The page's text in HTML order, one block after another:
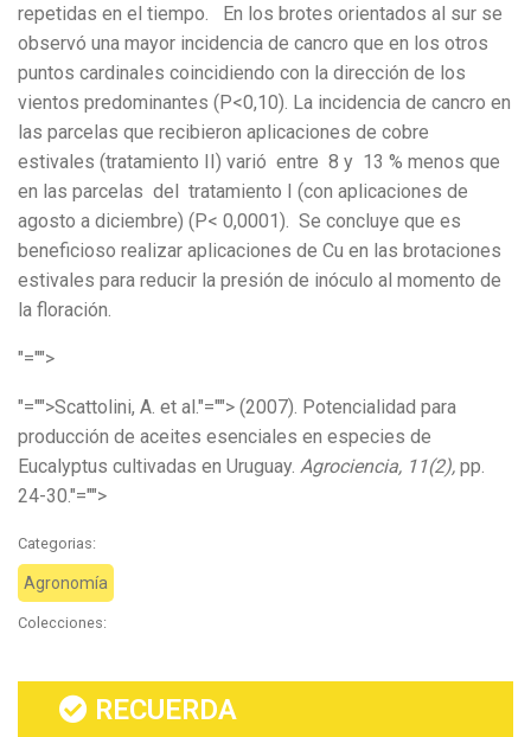
repetidas en el tiempo. En los brotes orientados al sur se
observó una mayor incidencia de cancro que en los otros
puntos cardinales coincidiendo con la dirección de los
vientos predominantes (P<0,10). La incidencia de cancro en
las parcelas que recibieron aplicaciones de cobre
estivales (tratamiento II) varió entre 8 y 13 % menos que
en las parcelas del tratamiento I (con aplicaciones de
agosto a diciembre) (P< 0,0001). Se concluye que es
beneficioso realizar aplicaciones de Cu en las brotaciones
estivales para reducir la presión de inóculo al momento de
la floración.
"="">
"="">Scattolini, A. et al."=""> (2007). Potencialidad para
producción de aceites esenciales en especies de
Eucalyptus cultivadas en Uruguay. Agrociencia, 11(2), pp.
24-30."="">
Categorias:
Agronomía
Colecciones:
RECUERDA